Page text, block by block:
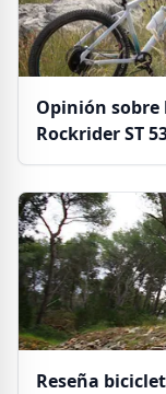
Opinión
Rockrider ST
Reseña